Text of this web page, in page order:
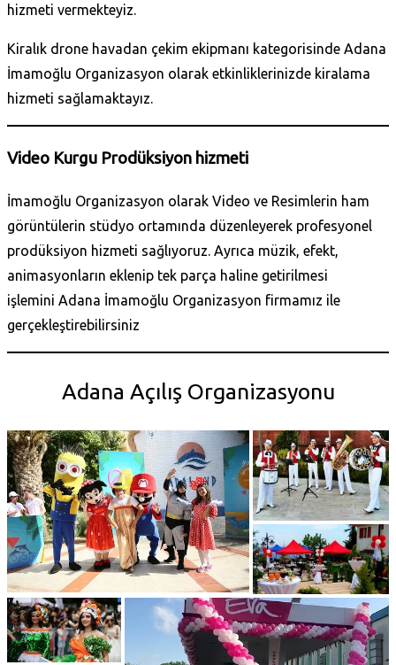
hizmeti vermekteyiz.
Kiralık drone havadan çekim ekipmanı kategorisinde Adana
İmamoğlu Organizasyon olarak etkinliklerinizde kiralama
hizmeti sağlamaktayız.
Video Kurgu Prodüksiyon hizmeti
İmamoğlu Organizasyon olarak Video ve Resimlerin ham
görüntülerin stüdyo ortamında düzenleyerek profesyonel
prodüksiyon hizmeti sağlıyoruz. Ayrıca müzik, efekt,
animasyonların eklenip tek parça haline getirilmesi
işlemini Adana İmamoğlu Organizasyon firmamız ile
gerçekleştirebilirsiniz
Adana Açılış Organizasyonu